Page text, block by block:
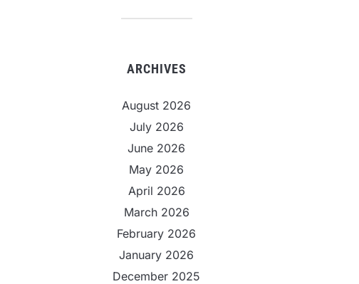
ARCHIVES
August 2026
July 2026
June 2026
May 2026
April 2026
March 2026
February 2026
January 2026
December 2025